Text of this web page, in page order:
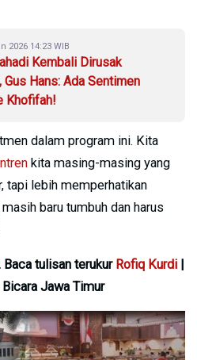
2026 14:23 WIB
Kembali Dirusak
Gus Hans: Ada Sentimen
Khofifah!
dalam program ini. Kita
kita masing-masing yang
tapi lebih memperhatikan
baru tumbuh dan harus
Baca tulisan terukur Rofiq Kurdi |
Jawa Timur